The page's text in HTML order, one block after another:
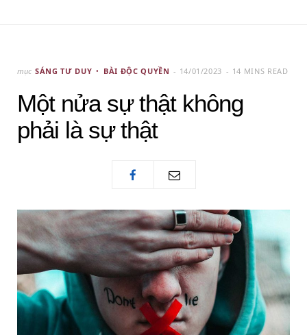
mục SÁNG TƯ DUY BÀI ĐỘC QUYỀN 14/01/2023 14 MINS READ
Một nửa sự thật không
phải là sự thật